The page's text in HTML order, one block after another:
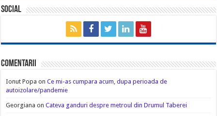
Social
Comentarii
Ionut Popa onCe mi-as cumpara acum, dupa perioada de
autoizolare/pandemie
Georgiana onCateva ganduri despre metroul din Drumul Taberei